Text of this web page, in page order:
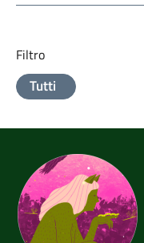
Filtro
Tutti